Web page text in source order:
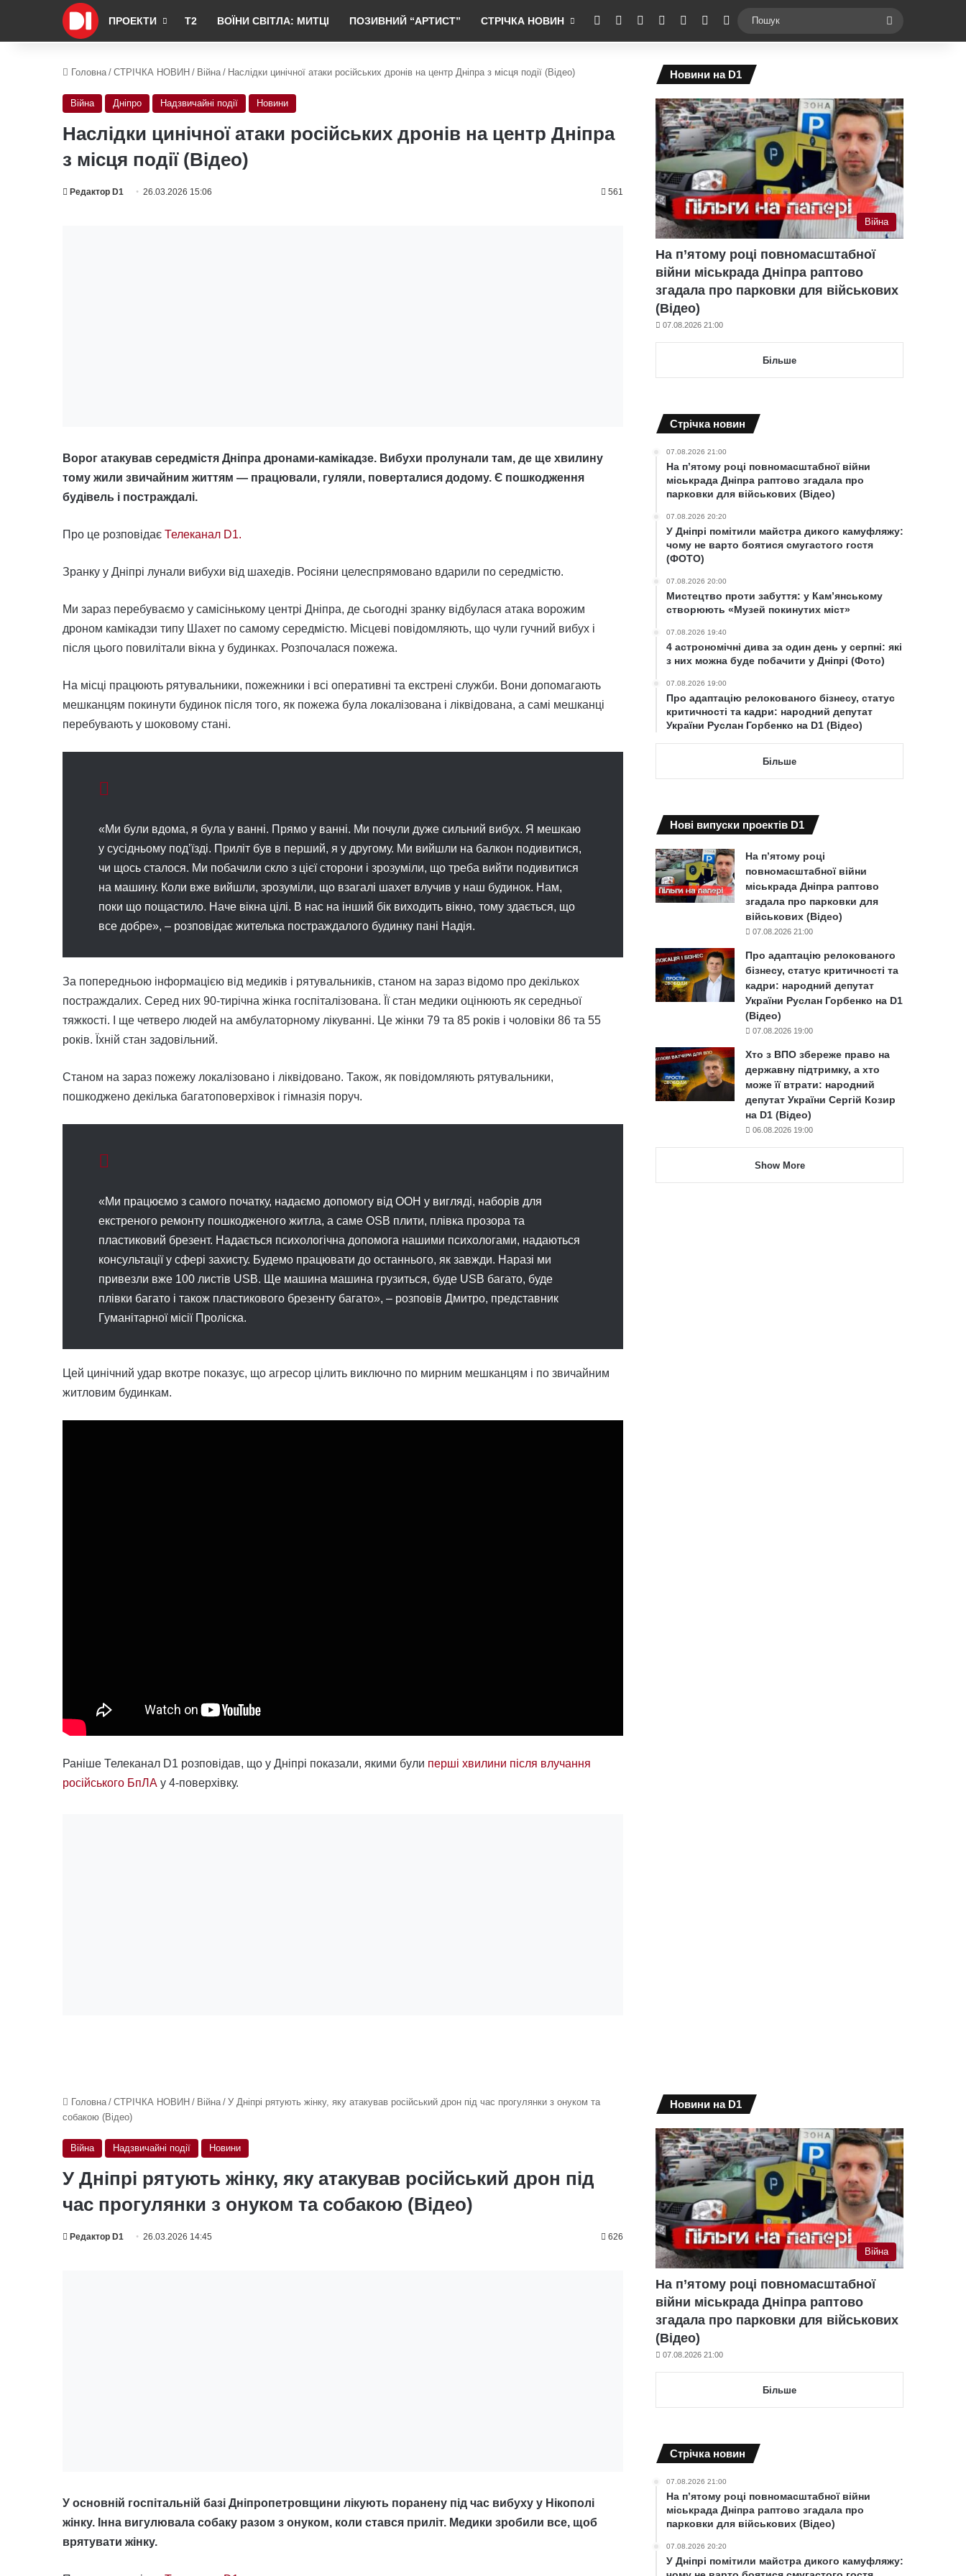
ПРОЕКТИ Т2 ВОЇНИ СВІТЛА: МИТЦІ ПОЗИВНИЙ “АРТИСТ” СТРІЧКА НОВИН RSS Facebook YouTubeInstagramTelegramSwitch skin
Головна / СТРІЧКА НОВИН / Війна / Наслідки цинічної атаки російських дронів на центр Дніпра з місця події (Відео)
Війна Дніпро Надзвичайні події Новини
Наслідки цинічної атаки російських дронів на центр Дніпра
з місця події (Відео)
Редактор D1 26.03.2026 15:06 561
Ворог атакував середмістя Дніпра дронами-камікадзе. Вибухи пролунали там, де ще хвилину
тому жили звичайним життям — працювали, гуляли, поверталися додому. Є пошкодження
будівель і постраждалі.
Про це розповідає Телеканал D1.
Зранку у Дніпрі лунали вибухи від шахедів. Росіяни целеспрямовано вдарили по середмістю.
Ми зараз перебуваємо у самісінькому центрі Дніпра, де сьогодні зранку відбулася атака ворожим
дроном камікадзи типу Шахет по самому середмістю. Місцеві повідомляють, що чули гучний вибух і
після цього повилітали вікна у будинках. Розпочалася пожежа.
На місці працюють рятувальники, пожежники і всі оперативні та екстрені служби. Вони допомагають
мешканцям покинути будинок після того, як пожежа була локалізована і ліквідована, а самі мешканці
перебувають у шоковому стані.
«Ми були вдома, я була у ванні. Прямо у ванні. Ми почули дуже сильний вибух. Я мешкаю
у сусідньому под’їзді. Приліт був в перший, я у другому. Ми вийшли на балкон подивитися,
чи щось сталося. Ми побачили скло з цієї сторони і зрозуміли, що треба вийти подивитися
на машину. Коли вже вийшли, зрозуміли, що взагалі шахет влучив у наш будинок. Нам,
поки що пощастило. Наче вікна цілі. В нас на інший бік виходить вікно, тому здається, що
все добре», – розповідає жителька постраждалого будинку пані Надія.
За попередньою інформацією від медиків і рятувальників, станом на зараз відомо про декількох
постраждалих. Серед них 90-тирічна жінка госпіталізована. Її стан медики оцінюють як середньої
тяжкості. І ще четверо людей на амбулаторному лікуванні. Це жінки 79 та 85 років і чоловіки 86 та 55
років. Їхній стан задовільний.
Станом на зараз пожежу локалізовано і ліквідовано. Також, як повідомляють рятувальники,
пошкоджено декілька багатоповерхівок і гімназія поруч.
«Ми працюємо з самого початку, надаємо допомогу від ООН у вигляді, наборів для
екстреного ремонту пошкодженого житла, а саме OSB плити, плівка прозора та
пластиковий брезент. Надається психологічна допомога нашими психологами, надаються
консультації у сфері захисту. Будемо працювати до останнього, як завжди. Наразі ми
привезли вже 100 листів USB. Ще машина машина грузиться, буде USB багато, буде
плівки багато і також пластикового брезенту багато», – розповів Дмитро, представник
Гуманітарної місії Проліска.
Цей цинічний удар вкотре показує, що агресор цілить виключно по мирним мешканцям і по звичайним
житловим будинкам.
Раніше Телеканал D1 розповідав, що у Дніпрі показали, якими були перші хвилини після влучання
російського БпЛА у 4-поверхівку.
Новини на D1
Війна
На п’ятому році повномасштабної
війни міськрада Дніпра раптово
згадала про парковки для військових
(Відео)
07.08.2026 21:00
Більше
Cтрічка новин
07.08.2026 21:00
На п’ятому році повномасштабної війни
міськрада Дніпра раптово згадала про
парковки для військових (Відео)
07.08.2026 20:20
У Дніпрі помітили майстра дикого камуфляжу:
чому не варто боятися смугастого гостя
(ФОТО)
07.08.2026 20:00
Мистецтво проти забуття: у Кам’янському
створюють «Музей покинутих міст»
07.08.2026 19:40
4 астрономічні дива за один день у серпні: які
з них можна буде побачити у Дніпрі (Фото)
07.08.2026 19:00
Про адаптацію релокованого бізнесу, статус
критичності та кадри: народний депутат
України Руслан Горбенко на D1 (Відео)
Більше
Нові випуски проектів D1
На п’ятому році
повномасштабної війни
міськрада Дніпра раптово
згадала про парковки для
військових (Відео)
07.08.2026 21:00
Про адаптацію релокованого
бізнесу, статус критичності та
кадри: народний депутат
України Руслан Горбенко на D1
(Відео)
07.08.2026 19:00
Хто з ВПО збереже право на
державну підтримку, а хто
може її втрати: народний
депутат України Сергій Козир
на D1 (Відео)
06.08.2026 19:00
Show More